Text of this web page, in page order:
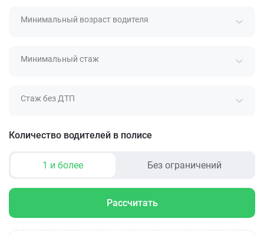
Минимальный возраст водителя
Минимальный стаж
Стаж без ДТП
Количество водителей в полисе
1 и более Без ограничений
Рассчитать